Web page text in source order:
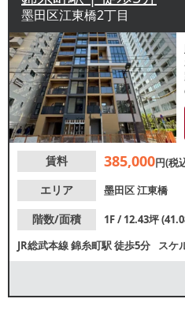
墨田区江東橋2丁目
賃料 385,000円(税
エリア
墨田区江東橋
階数/面積
1F / 12.43坪
JR総武本線錦糸町駅徒歩5分 スケ